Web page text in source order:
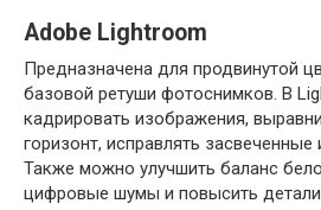
Adobe Lightroom
Предназначена для продвинутой
базовой ретуши фотоснимков. В
кадрировать изображения,
горизонт, исправлять
Также можно улучшить баланс
цифровые шумы и повысить